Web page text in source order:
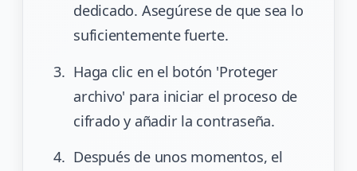
dedicado. Asegúrese de que sea lo
suficientemente fuerte.
Haga clic en el botón 'Proteger
archivo' para iniciar el proceso de
cifrado y añadir la contraseña.
Después de unos momentos, el